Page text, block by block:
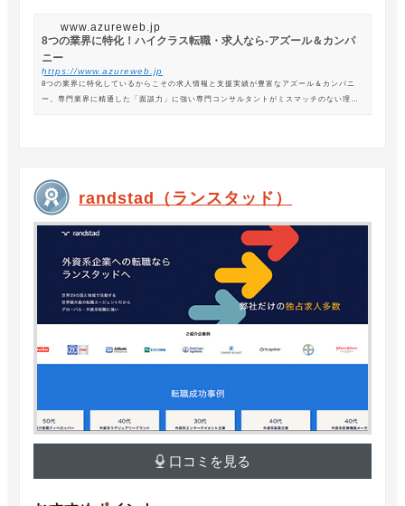
www.azureweb.jp
8つの業界に特化！ハイクラス転職・求人なら-アズール＆カンパ
ニー
https://www.azureweb.jp
8つの業界に特化しているからこその求人情報と支援実績が豊富なアズール＆カンパニ
ー。専門業界に精通した「面談力」に強い専門コンサルタントがミスマッチのない理想
randstad（ランスタッド）
口コミを見る